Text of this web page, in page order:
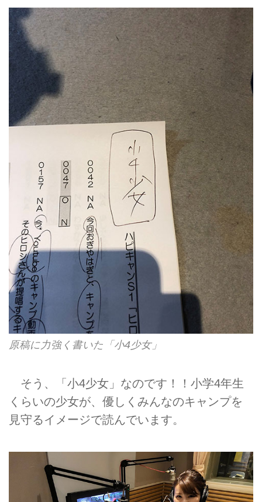
原稿に力強く書いた「小4少女」
そう、「小4少女」なのです！！小学4年生
くらいの少女が、優しくみんなのキャンプを
見守るイメージで読んでいます。